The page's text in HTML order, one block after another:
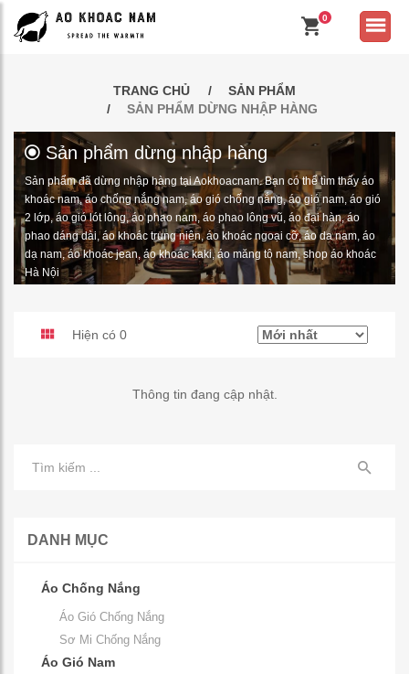
0
TRANG CHỦ
SẢN PHẨM
SẢN PHẨM DỪNG NHẬP HÀNG
Sản phẩm dừng nhập hàng
Sản phẩm đã dừng nhập hàng tại Aokhoacnam. Bạn có thể tìm thấy áo
khoác nam, áo chống nắng nam, áo gió chống nắng, áo gió nam, áo gió
2 lớp, áo gió lót lông, áo phao nam, áo phao lông vũ, áo đại hàn, áo
phao dáng dài, áo khoác trung niên, áo khoác ngoại cỡ, áo da nam, áo
dạ nam, áo khoác jean, áo khoác kaki, áo măng tô nam, shop áo khoác
Hà Nội
Hiện có 0
Thông tin đang cập nhật.
DANH MỤC
Áo Chống Nắng
Áo Gió Chống Nắng
Sơ Mi Chống Nắng
Áo Gió Nam